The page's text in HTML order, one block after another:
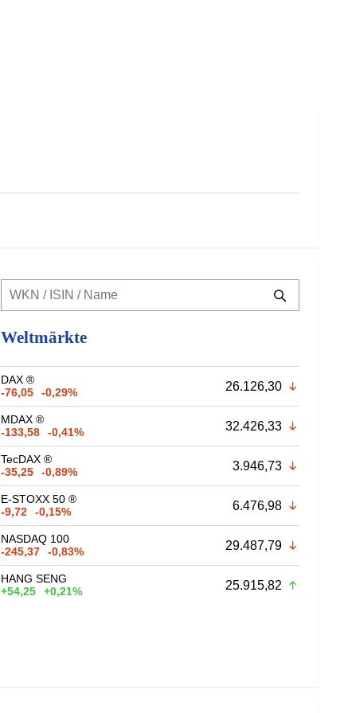
Weltmärkte
DAX ®
-76,05
-0,29% 26.126,30
MDAX ®
-133,58
-0,41% 32.426,33
TecDAX ®
-35,25
-0,89% 3.946,73
E-STOXX 50 ®
-9,72
-0,15% 6.476,98
NASDAQ 100
-245,37
-0,83% 29.487,79
HANG SENG
+54,25
+0,21% 25.915,82